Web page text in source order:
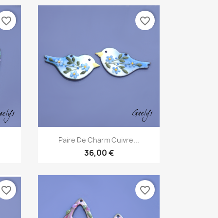
favorite_border
 Aperçu rapide
Paire De Charm Cuivre...
36,00 €
favorite_border
favorite_border favorite_border